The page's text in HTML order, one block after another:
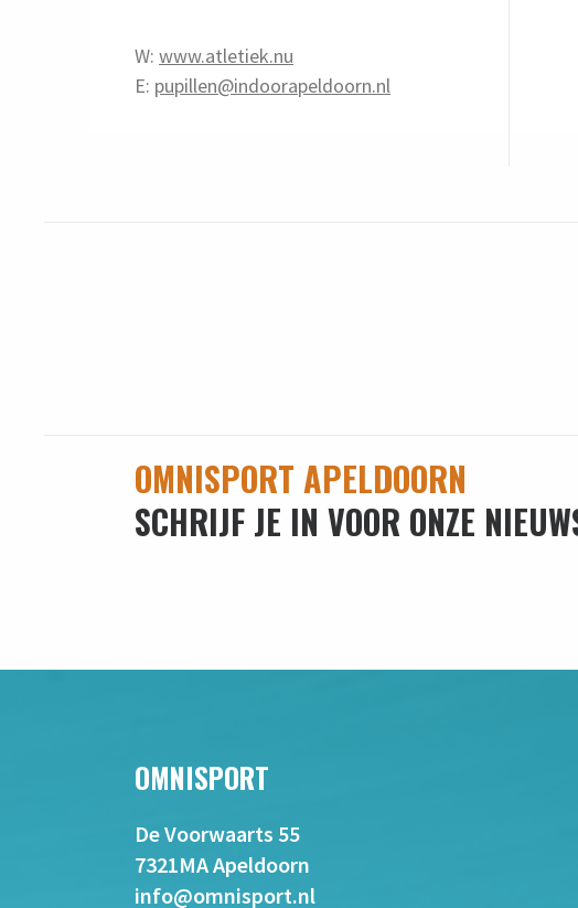
W:www.atletiek.nu
E: pupillen@indoorapeldoorn.nl
OMNISPORT APELDOORN
SCHRIJF JE IN VOOR ONZE
OMNISPORT
De Voorwaarts 55
7321MA Apeldoorn
info@omnisport.nl